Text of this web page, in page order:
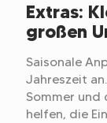
Extras:
großen
Saisonale
Jahreszeit
Sommer und
helfen, die